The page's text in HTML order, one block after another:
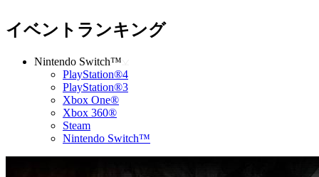
イベントランキング
Nintendo Switch™
PlayStation®4
PlayStation®3
Xbox One®
Xbox 360®
Steam
Nintendo Switch™